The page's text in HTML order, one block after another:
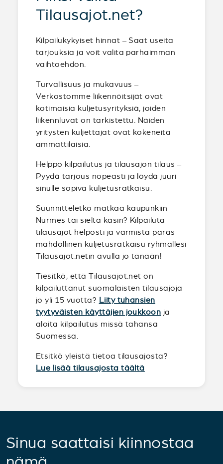
Tilausajot.net?
Kilpailukykyiset hinnat – Saat useita
tarjouksia ja voit valita parhaimman
vaihtoehdon.
Turvallisuus ja mukavuus –
Verkostomme liikennöitsijät ovat
kotimaisia kuljetusyrityksiä, joiden
liikennluvat on tarkistettu. Näiden
yritysten kuljettajat ovat kokeneita
ammattilaisia.
Helppo kilpailutus ja tilausajon tilaus –
Pyydä tarjous nopeasti ja löydä juuri
sinulle sopiva kuljetusratkaisu.
Suunnitteletko matkaa kaupunkiin
Nurmes tai sieltä käsin? Kilpailuta
tilausajot helposti ja varmista paras
mahdollinen kuljetusratkaisu ryhmällesi
Tilausajot.netin avulla jo tänään!
Tiesitkö, että Tilausajot.net on
kilpailuttanut suomalaisten tilausajoja
jo yli 15 vuotta? Liity tuhansien
tyytyväisten käyttäjien joukkoon ja
aloita kilpailutus missä tahansa
Suomessa.
Etsitkö yleistä tietoa tilausajosta?
Lue lisää tilausajosta täältä
Sinua saattaisi kiinnostaa